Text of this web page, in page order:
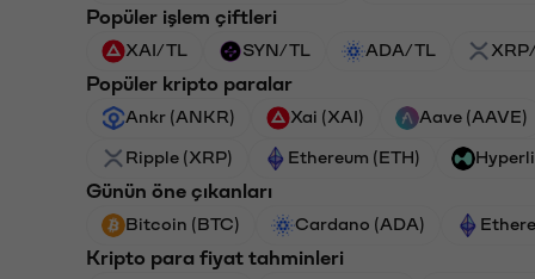
Popüler işlem çiftleri
XAI/TL SYN/TL ADA/TL
Popüler kripto paralar
Ankr (ANKR) Xai (XAI) Aave (AAVE)
Ripple (XRP) Ethereum (ETH)
Günün öne çıkanları
Bitcoin (BTC) Cardano (ADA)
Kripto para fiyat tahminleri